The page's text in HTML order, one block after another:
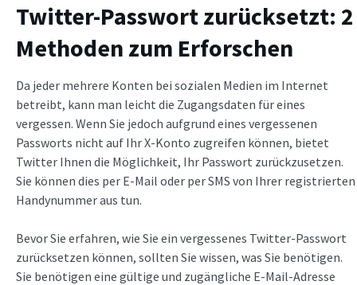
Twitter-Passwort zurücksetzt: 2
Methoden zum Erforschen
Da jeder mehrere Konten bei sozialen Medien im Internet
betreibt, kann man leicht die Zugangsdaten für eines
vergessen. Wenn Sie jedoch aufgrund eines vergessenen
Passworts nicht auf Ihr X-Konto zugreifen können, bietet
Twitter Ihnen die Möglichkeit, Ihr Passwort zurückzusetzen.
Sie können dies per E-Mail oder per SMS von Ihrer registrierten
Handynummer aus tun.
Bevor Sie erfahren, wie Sie ein vergessenes Twitter-Passwort
zurücksetzen können, sollten Sie wissen, was Sie benötigen.
Sie benötigen eine gültige und zugängliche E-Mail-Adresse